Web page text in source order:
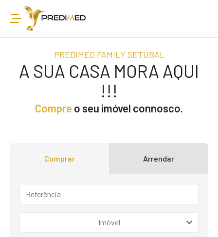
PREDIMED FAMILY SETÚBAL
A SUA CASA MORA AQUI
!!!
Compre o seu imóvel connosco.
Comprar Arrendar
Imóvel